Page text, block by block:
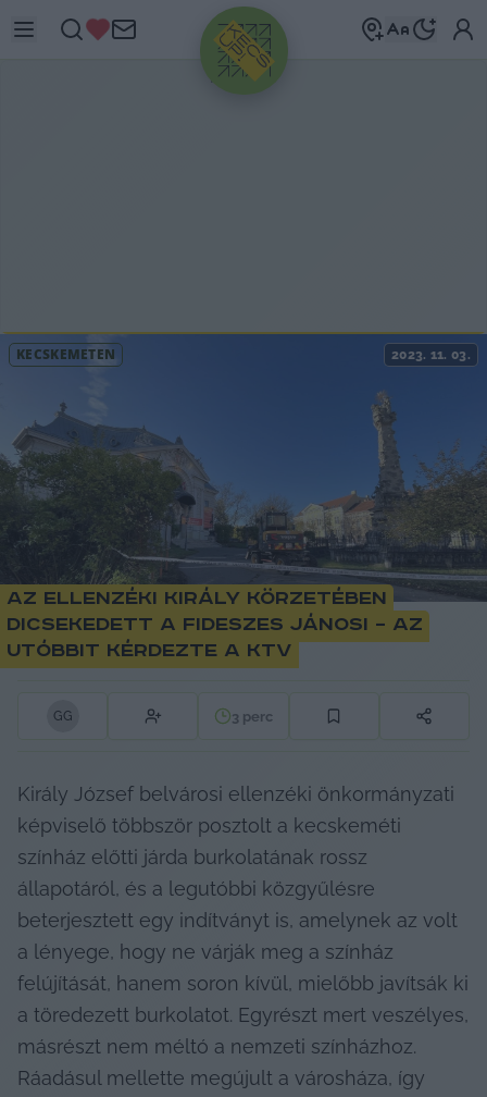
HIRDETÉS
KECSKEMÉTEN 2023. 11. 03.
Az ellenzéki Király körzetében
dicsekedett a fideszes Jánosi – az
utóbbit kérdezte a KTV
GG 3 perc
Király József belvárosi ellenzéki önkormányzati
képviselő többször posztolt a kecskeméti
színház előtti járda burkolatának rossz
állapotáról, és a legutóbbi közgyűlésre
beterjesztett egy indítványt is, amelynek az volt
a lényege, hogy ne várják meg a színház
felújítását, hanem soron kívül, mielőbb javítsák ki
a töredezett burkolatot. Egyrészt mert veszélyes,
másrészt nem méltó a nemzeti színházhoz.
Ráadásul mellette megújult a városháza, így